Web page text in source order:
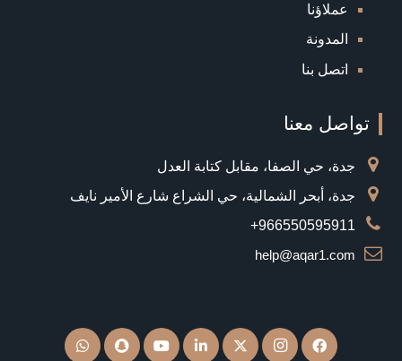
عملاؤنا
المدونة
اتصل بنا
تواصل معنا
جدة، حي الصفا، مقابل كتابة العدل
جدة، أبحر الشمالية، حي الشراع شارع الأمير نايف
966550595911+
help@aqar1.com